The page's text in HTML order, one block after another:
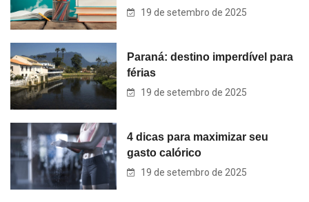
19 de setembro de 2025
Paraná: destino imperdível para
férias
19 de setembro de 2025
4 dicas para maximizar seu
gasto calórico
19 de setembro de 2025